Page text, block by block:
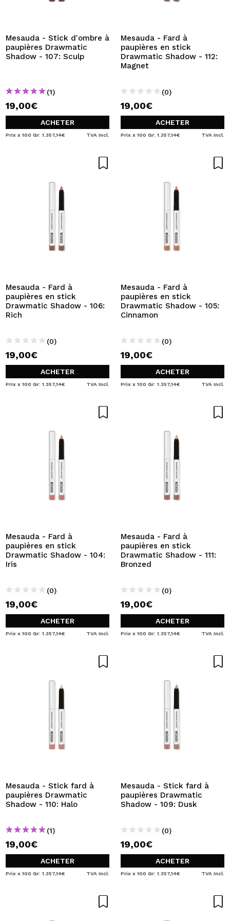
effectuer vos achats rapidement, vérifier l'état de vos
commandes et consulter vos opérations précédentes.
Mesauda - Stick d'ombre à
paupières Drawmatic
Shadow - 107: Sculp
(1)
19,00€
ACHETER
Prix x 100 Gr: 1.357,14€ TVA Incl.
Mesauda - Fard à
paupières en stick
Drawmatic Shadow - 112:
Magnet
(0)
19,00€
ACHETER
Prix x 100 Gr: 1.357,14€ TVA Incl.
Mesauda - Fard à
paupières en stick
Drawmatic Shadow - 106:
Rich
(0)
19,00€
ACHETER
Prix x 100 Gr: 1.357,14€ TVA Incl.
Mesauda - Fard à
paupières en stick
Drawmatic Shadow - 105:
Cinnamon
(0)
19,00€
ACHETER
Prix x 100 Gr: 1.357,14€ TVA Incl.
Mesauda - Fard à
paupières en stick
Drawmatic Shadow - 104:
Iris
(0)
19,00€
ACHETER
Prix x 100 Gr: 1.357,14€ TVA Incl.
Mesauda - Fard à
paupières en stick
Drawmatic Shadow - 111:
Bronzed
(0)
19,00€
ACHETER
Prix x 100 Gr: 1.357,14€ TVA Incl.
Mesauda - Stick fard à
paupières Drawmatic
Shadow - 110: Halo
(1)
19,00€
ACHETER
Prix x 100 Gr: 1.357,14€ TVA Incl.
Mesauda - Stick fard à
paupières Drawmatic
Shadow - 109: Dusk
(0)
19,00€
ACHETER
Prix x 100 Gr: 1.357,14€ TVA Incl.